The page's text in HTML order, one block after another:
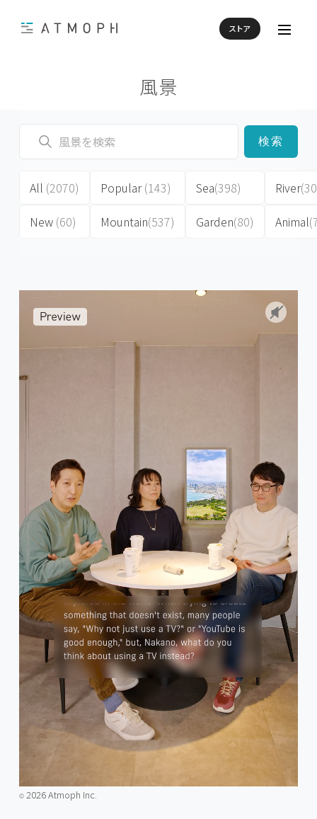
ストア
風景
検索
All (2070)
New (60)
Popular(143)
Mountain(537)
Sea(398)
Garden(80)
River
Animal
©️2026 Atmoph Inc.